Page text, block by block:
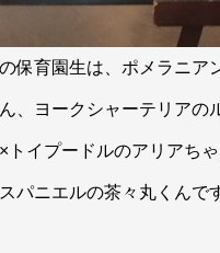
保育園生は、ポメラニア
、ヨークシャーテリアの
トイプードルのアリアち
パニエルの茶々丸くんで